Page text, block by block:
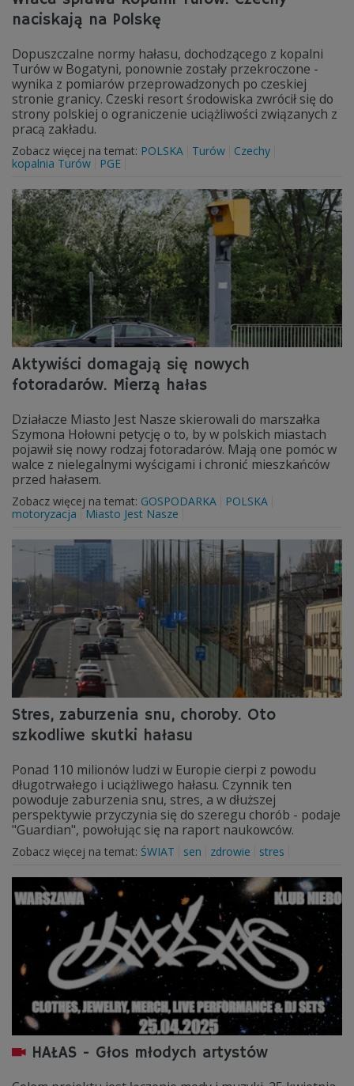
naciskają na Polskę
Dopuszczalne normy hałasu, dochodzącego z kopalni
Turów w Bogatyni, ponownie zostały przekroczone -
wynika z pomiarów przeprowadzonych po czeskiej
stronie granicy. Czeski resort środowiska zwrócił się do
strony polskiej o ograniczenie uciążliwości związanych z
pracą zakładu.
Zobacz więcej na temat: POLSKA Turów
Czechy
kopalnia Turów
PGE
Aktywiści domagają się nowych
fotoradarów. Mierzą hałas
Działacze Miasto Jest Nasze skierowali do marszałka
Szymona Hołowni petycję o to, by w polskich miastach
pojawił się nowy rodzaj fotoradarów. Mają one pomóc w
walce z nielegalnymi wyścigami i chronić mieszkańców
przed hałasem.
Zobacz więcej na temat: GOSPODARKA
POLSKA
motoryzacja
Miasto Jest Nasze
Stres, zaburzenia snu, choroby. Oto
szkodliwe skutki hałasu
Ponad 110 milionów ludzi w Europie cierpi z powodu
długotrwałego i uciążliwego hałasu. Czynnik ten
powoduje zaburzenia snu, stres, a w dłuższej
perspektywie przyczynia się do szeregu chorób - podaje
"Guardian", powołując się na raport naukowców.
Zobacz więcej na temat: ŚWIAT sen zdrowie stres
HAŁAS - Głos młodych artystów